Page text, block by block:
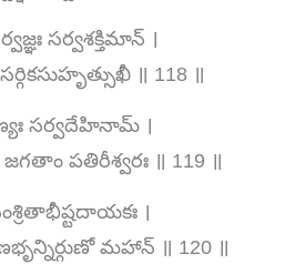
సర్వశక్తిమాన్ ।
॥ 118 ॥
సర్వదేహినామ్ ।
పతిరీశ్వరః ॥ 119 ॥
।
మహాన్ ॥ 120 ॥